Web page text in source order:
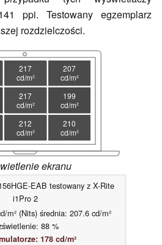
ppi. Testowany egzemplarz
rozdzielczości.
217
cd/m²
207
cd/m²
217
cd/m²
199
cd/m²
212
cd/m²
210
cd/m²
ekranu
EAB testowany z X-Rite
i1Pro 2
m² (Nits) średnia: 207.6 cd/m²
88 %
178 cd/m²